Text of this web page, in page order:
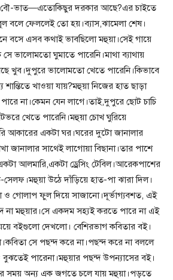
ভাত—এতোকিছুর দরকার আছে?এর চাইতে
বলে ফেললেই তো হয়।ব্যাস,ঝামেলা শেষ।
বসে এসব কথাই ভাবছিলো মহুয়া।সেই গায়ে
ভালোমতো ঘুমাতে পারেনি।মাথা ব্যাথায়
খুব।দুপুরে ভালোমতো খেতে পারেনি।কিভাবে
খাওয়া যায়?মহুয়া নিজের হাত ছাড়া
না।কেমন যেন লাগে।তাই,দুপুরে ছোট চাচি
খেতে পারেনি।মহুয়া চোখ ঘুরিয়ে
আকারের একটা ঘর।ঘরের দুটো জানালার
জানালার সাথেই লাগোয়া বিছানা।তার পাশে
আলমারি,একটা ড্রেসিং টেবিল।আরেকপাশের
উঠে দাঁড়িয়ে হাত-পা ঝারা দিল।
ও গোলাপ ফুল দিয়ে সাজানো।দূর্ভাগ্যবশত, এই
মহুয়ার।সে একদম সহ্যই করতে পারে না এই
বইগুলো দেখলো। বেশিরভাগ কবিতার বই।
সে পছন্দ করে না।পছন্দ করে না বললে
পারেনা।মহুয়ার পছন্দ উপন্যাসের বই।
সময় অন্য এক জগতে চলে যায় মহুয়া।পড়তে